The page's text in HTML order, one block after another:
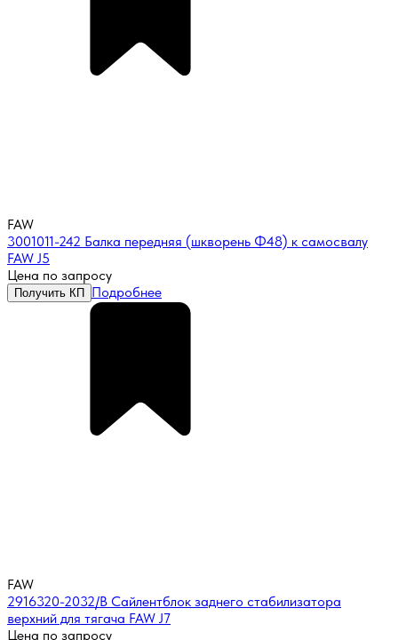
FAW
3001011-242 Балка передняя (шкворень Ф48) к самосвалу
FAW J5
Цена по запросу
Получить КП Подробнее
FAW
2916320-2032/B Сайлентблок заднего стабилизатора
верхний для тягача FAW J7
Цена по запросу